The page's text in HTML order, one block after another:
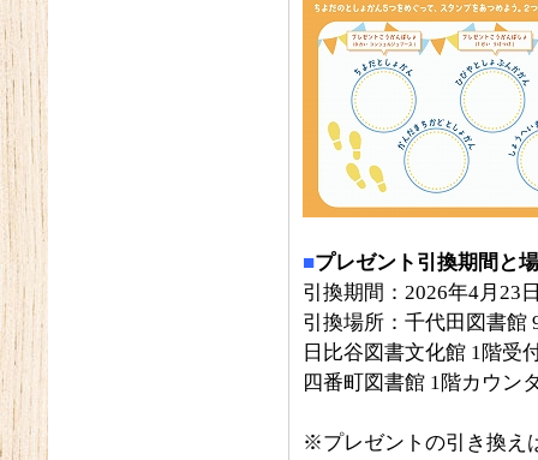
■プレゼント引換期間と
引換期間：2026年4月23
引換場所：千代田図書館
日比谷図書文化館 1階受
四番町図書館 1階カウン
※プレゼントの引き換え